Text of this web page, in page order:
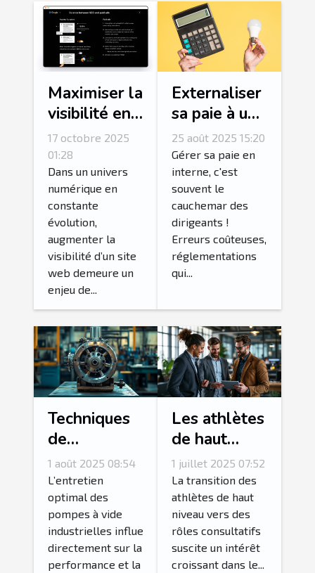
Maximiser la
visibilité en
ligne : SEO
ou publicités
payantes ?
17 octobre 2025
01:28
Dans un univers
numérique en
constante
évolution,
augmenter la
visibilité d’un site
web demeure un
enjeu de...
Externaliser
sa paie à un
cabinet de
gestion de
paie :
l'astuce
intelligente !
25 août 2025 15:20
Gérer sa paie en
interne, c'est
souvent le
cauchemar des
dirigeants !
Erreurs coûteuses,
réglementations
qui...
Techniques
de
maintenance
essentielles
pour les
pompes à
vide
industrielles
1 août 2025 08:54
L’entretien
optimal des
pompes à vide
industrielles influe
directement sur la
performance et la
Les athlètes
de haut
niveau et
leur
transition
vers des
rôles
consultatifs
1 juillet 2025 07:52
La transition des
athlètes de haut
niveau vers des
rôles consultatifs
suscite un intérêt
croissant dans le...